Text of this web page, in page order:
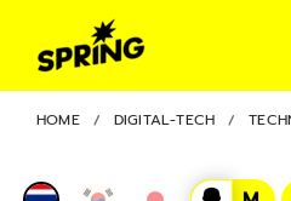
HOME DIGITAL-TECH